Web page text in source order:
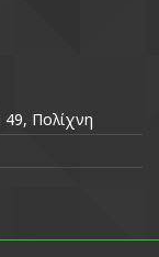
Πολίχνη